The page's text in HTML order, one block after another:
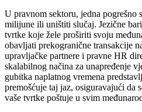
U pravnom sektoru, jedna pogrešno
milijune ili uništiti slučaj. Jezične
tvrtke koje žele proširiti svoju
obavljati prekogranične transakcije
upravljačke partnere i pravne HR
skalabilnog načina za unapređenje
gubitka naplatnog vremena
premošćuje taj jaz, osiguravajući da
vaše tvrtke poštuje u svim